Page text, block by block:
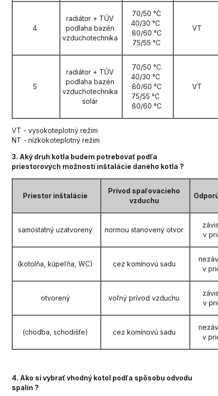
4
radiátor + TÚV
podlaha bazén
vzduchotechnika
70/50 °C
40/30 °C
80/60 °C
75/55 °C
VT
5
radiátor + TÚV
podlaha bazén
vzduchotechnika
solár
70/50 °C
40/30 °C
80/60 °C
75/55 °C
80/60 °C
VT
VT - vysokoteplotný režim
NT - nízkokoteplotný režim
3. Aký druh kotla budem potrebovať podľa
priestorových možností inštalácie daného kotla ?
Priestor inštalácie
Prívod spaľovacieho
vzduchu
samostatný uzatvorený normou stanovený otvor
v
(kotolňa, kúpeľňa, WC) cez komínovú sadu
v
otvorený voľný prívod vzduchu
v
(chodba, schodišťe) cez komínovú sadu
v
4. Ako si vybrať vhodný kotol podľa spôsobu odvodu
spalín ?